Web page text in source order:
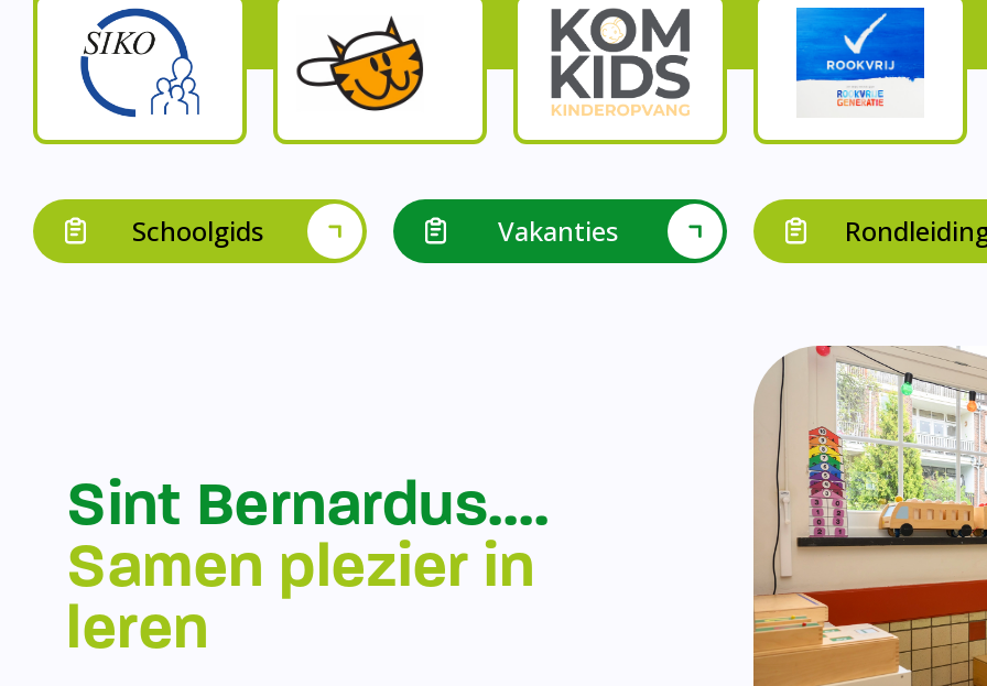
Op onze school krijgen leerlingen met een verrijkend aanbod
Op onze school werken leerkrachten samen in leerteams op het gebied
Op onze school vieren we samen.
Op onze school werken leraarondersteuners met leerlingen met een